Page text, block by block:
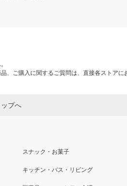
ご購入に関するご質問は、直接各ストアに
プへ
スナック・お菓子
キッチン・バス・リビング